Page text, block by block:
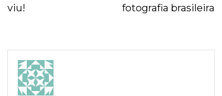
viu!
fotografia brasileira